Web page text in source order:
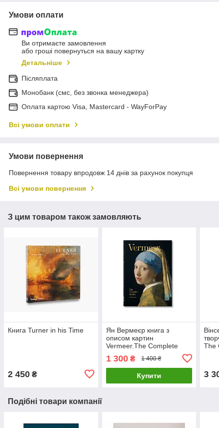
Умови оплати
Ви отримаєте замовлення
або гроші повернуться на вашу картку
Детальніше
Післяплата
Монобанк (смс, без звонка менеджера)
Оплата картою Visa, Mastercard - WayForPay
Всі умови оплати
Умови повернення
Повернення товару впродовж 14 днів за рахунок покупця
Всі умови повернення
З цим товаром також замовляють
Книга Turner in his Time
2 450 ₴
Ян Вермеєр книга з
описом картин
Vermeer.The Complete
Works. Karl Schutz Великі
художники книги про
живопис
1 300₴ 1 400 ₴
Купити
The
3
Подібні товари компанії